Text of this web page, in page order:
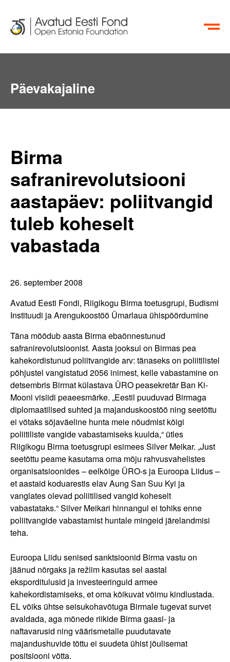
EN RU
Päevakajaline
Birma
safranirevolutsiooni
aastapäev: poliitvangid
tuleb koheselt
vabastada
26. september 2008
Avatud Eesti Fondi, Riigikogu Birma toetusgrupi, Budismi
Instituudi ja Arengukoostöö Ümarlaua ühispöördumine
Täna möödub aasta Birma ebaõnnestunud
safranirevolutsioonist. Aasta jooksul on Birmas pea
kahekordistunud poliitvangide arv: tänaseks on poliitilistel
põhjustel vangistatud 2056 inimest, kelle vabastamine on
detsembris Birmat külastava ÜRO peasekretär Ban Ki-
Mooni visiidi peaeesmärke. „Eestil puuduvad Birmaga
diplomaatilised suhted ja majanduskoostöö ning seetõttu
ei võtaks sõjaväeline hunta meie nõudmist kõigi
poliitiliste vangide vabastamiseks kuulda,“ ütles
Riigikogu Birma toetusgrupi esimees Silver Meikar. „Just
seetõttu peame kasutama oma mõju rahvusvahelistes
organisatsioonides – eelkõige ÜRO-s ja Euroopa Liidus –
et aastaid koduarestis elav Aung San Suu Kyi ja
vanglates olevad poliitilised vangid koheselt
vabastataks.“ Silver Meikari hinnangul ei tohiks enne
poliitvangide vabastamist huntale mingeid järelandmisi
teha.
Euroopa Liidu senised sanktsioonid Birma vastu on
jäänud nõrgaks ja režiim kasutas sel aastal
eksporditulusid ja investeeringuid armee
kahekordistamiseks, et oma kõikuvat võimu kindlustada.
EL võiks ühtse seisukohavõtuga Birmale tugevat survet
avaldada, aga mõnede riikide Birma gaasi- ja
naftavarusid ning väärismetalle puudutavate
majandushuvide tõttu ei suudeta ühist jõulisemat
positsiooni võtta.